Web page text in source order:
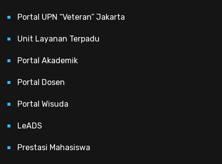
Portal UPN “Veteran” Jakarta
Unit Layanan Terpadu
Portal Akademik
Portal Dosen
Portal Wisuda
LeADS
Prestasi Mahasiswa